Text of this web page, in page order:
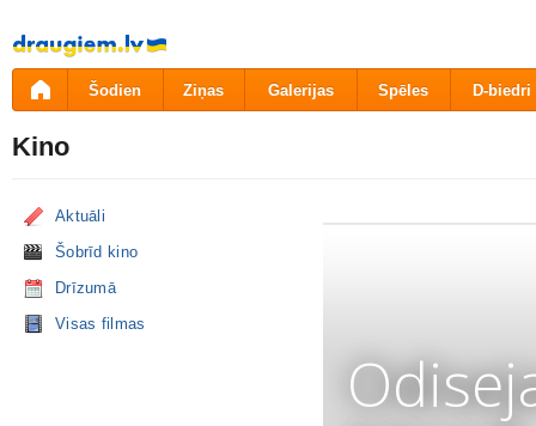
Pāriet
uz
saturu
Šodien Ziņas Galerijas Spēles D-biedri
Kino
Aktuāli
Šobrīd kino
Drīzumā
Visas filmas